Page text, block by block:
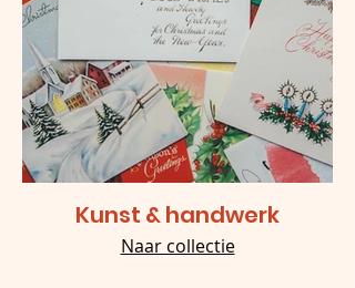
Kunst & handwerk
Naar collectie